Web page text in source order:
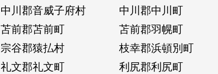
中川郡音威子府村 中川郡中川町
苫前郡苫前町 苫前郡羽幌町
宗谷郡猿払村 枝幸郡浜頓別町
礼文郡礼文町 利尻郡利尻町